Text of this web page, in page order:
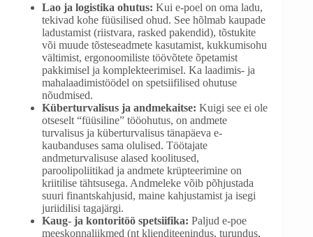
Lao ja logistika ohutus: Kui e-poel on oma ladu,
tekivad kohe füüsilised ohud. See hõlmab kaupade
ladustamist (riistvara, rasked pakendid), tõstukite
või muude tõsteseadmete kasutamist, kukkumisohu
vältimist, ergonoomiliste töövõtete õpetamist
pakkimisel ja komplekteerimisel. Ka laadimis- ja
mahalaadimistöödel on spetsiifilised ohutuse
nõudmised.
Küberturvalisus ja andmekaitse: Kuigi see ei ole
otseselt “füüsiline” tööohutus, on andmete
turvalisus ja küberturvalisus tänapäeva e-
kaubanduses sama olulised. Töötajate
andmeturvalisuse alased koolitused,
paroolipoliitikad ja andmete krüpteerimine on
kriitilise tähtsusega. Andmeleke võib põhjustada
suuri finantskahjusid, maine kahjustamist ja isegi
juriidilisi tagajärgi.
Kaug- ja kontoritöö spetsiifika: Paljud e-poe
meeskonnaliikmed (nt klienditeenindus, turundus,